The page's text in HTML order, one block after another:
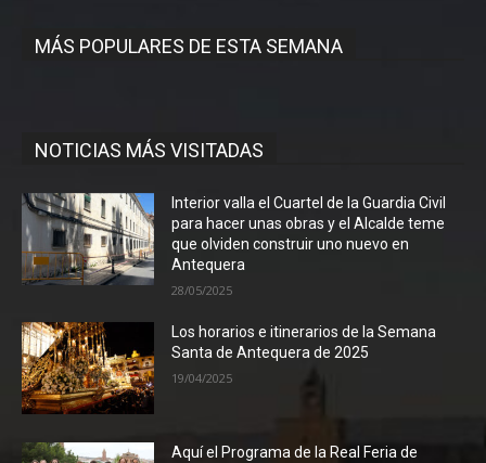
MÁS POPULARES DE ESTA SEMANA
NOTICIAS MÁS VISITADAS
Interior valla el Cuartel de la Guardia Civil
para hacer unas obras y el Alcalde teme
que olviden construir uno nuevo en
Antequera
28/05/2025
Los horarios e itinerarios de la Semana
Santa de Antequera de 2025
19/04/2025
Aquí el Programa de la Real Feria de